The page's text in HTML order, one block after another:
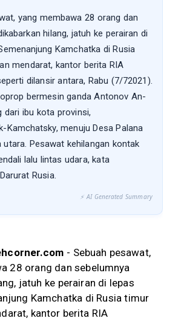
yang membawa 28 orang dan
hilang, jatuh ke perairan di
Kamchatka di Rusia
mendarat, kantor berita RIA
dilansir antara, Rabu (7/72021).
bermesin ganda Antonov An-
dari ibu kota provinsi,
Kamchatsky, menuju Desa Palana
utara. Pesawat kehilangan kontak
lalu lintas udara, kata
Rusia.
⚡ AI Generated Summary
- Sebuah pesawat,
28 orang dan sebelumnya
jatuh ke perairan di lepas
Kamchatka di Rusia timur
kantor berita RIA